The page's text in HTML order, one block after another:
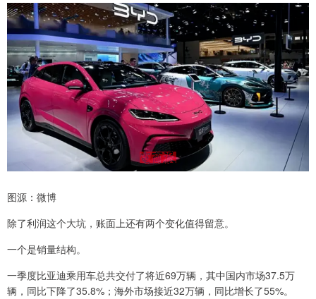
图源：微博
除了利润这个大坑，账面上还有两个变化值得留意。
一个是销量结构。
一季度比亚迪乘用车总共交付了将近69万辆，其中国内市场37.5万
辆，同比下降了35.8%；海外市场接近32万辆，同比增长了55%。